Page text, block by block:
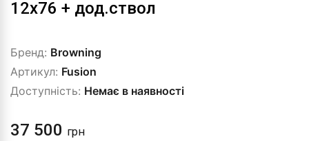
12x76 + дод.ствол
Бренд: Browning
Артикул: Fusion
Доступність: Немає в наявності
37 500 грн